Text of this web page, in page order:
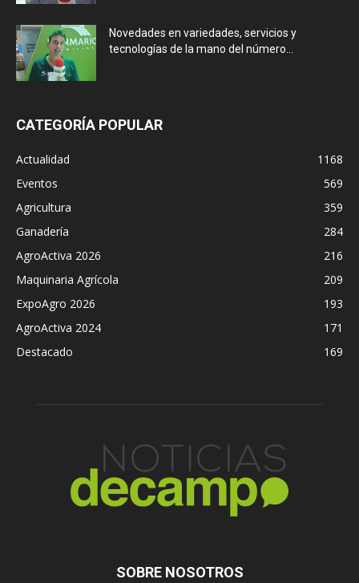
Novedades en variedades, servicios y
tecnologías de la mano del número...
CATEGORÍA POPULAR
Actualidad
1168
Eventos
569
Agricultura
359
Ganadería
284
AgroActiva 2026
216
Maquinaria Agrícola
209
ExpoAgro 2026
193
AgroActiva 2024
171
Destacado
169
SOBRE NOSOTROS